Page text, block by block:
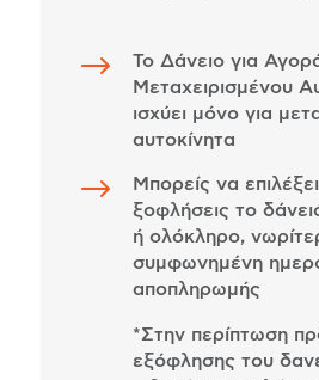
$
Το Δάνειο για
Μεταχειρισμένου
ισχύει μόνο για
αυτοκίνητα
$
Μπορείς να
ξοφλήσεις το
ή ολόκληρο,
συμφωνημένη
αποπληρωμής
*Στην περίπτωση
εξόφλησης του